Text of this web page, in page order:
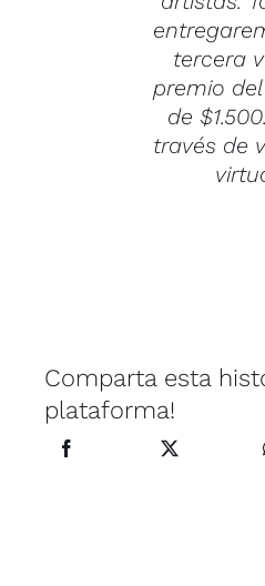
tercera
premio
de
través de
Comparta esta
plataforma!